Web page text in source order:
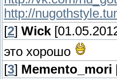
http://
[2] Wick
это хорошо
[3] Memento_mori